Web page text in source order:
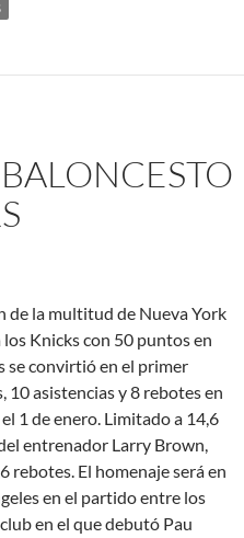
de la multitud de Nueva York
Knicks con 50 puntos en
se convirtió en el primer
10 asistencias y 8 rebotes en
1 de enero. Limitado a 14,6
entrenador Larry Brown,
rebotes. El homenaje será en
en el partido entre los
en el que debutó Pau